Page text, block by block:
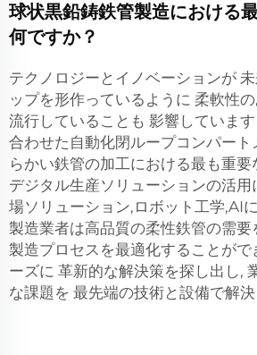
球状黒鉛鋳鉄管製造における
何ですか？
テクノロジーとイノベーションが
ップを形作っているように 柔軟性
流行していることも 影響していま
合わせた自動化閉ループコンパート
らかい鉄管の加工における最も重
デジタル生産ソリューションの活用
場ソリューション,ロボット工学,AI
製造業者は高品質の柔性鉄管の需
製造プロセスを最適化することがで
ーズに 革新的な解決策を探し出し,
な課題を 最先端の技術と設備で解